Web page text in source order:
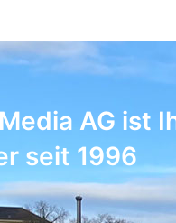
AG ist
seit 1996